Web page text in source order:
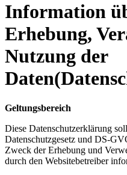
Information
Erhebung,
Nutzung der
Geltungsbereich
Diese Datenschutzerklärung
Datenschutzgesetz und DS-
Zweck der Erhebung und
durch den Websitebetreiber